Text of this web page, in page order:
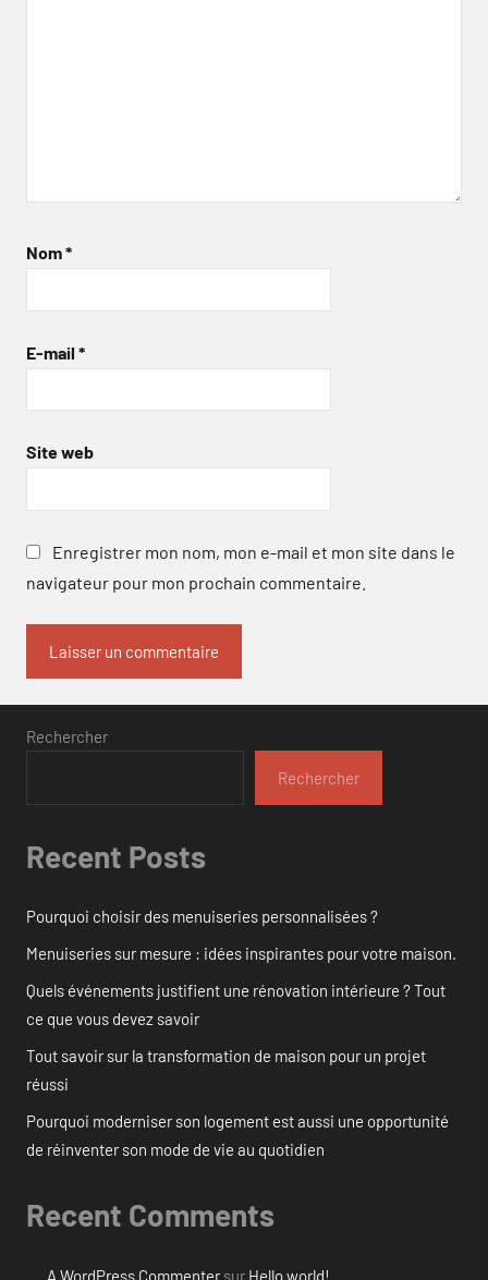
Nom*
E-mail *
Site web
Enregistrer mon nom, mon e-mail et mon site dans le
navigateur pour mon prochain commentaire.
Rechercher
Rechercher
Recent Posts
Pourquoi choisir des menuiseries personnalisées ?
Menuiseries sur mesure : idées inspirantes pour votre maison.
Quels événements justifient une rénovation intérieure ? Tout
ce que vous devez savoir
Tout savoir sur la transformation de maison pour un projet
réussi
Pourquoi moderniser son logement est aussi une opportunité
de réinventer son mode de vie au quotidien
Recent Comments
A WordPress Commentersur Hello world!